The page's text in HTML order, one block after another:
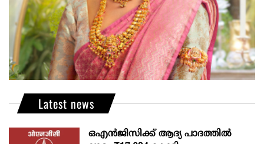
Latest news
ഒഎന്‍ജിസിക്ക് ആദ്യ പാദത്തില്‍